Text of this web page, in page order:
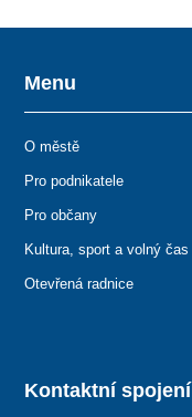
Kontaktní spojení
Menu
O městě
Pro podnikatele
Pro občany
Kultura, sport a volný čas
Otevřená radnice